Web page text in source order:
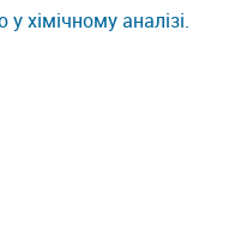
хімічному аналізі.